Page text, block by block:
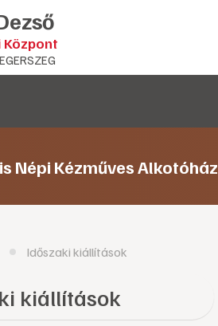
Központ
Népi Kézműves Alkotóház
Időszaki kiállítások
kiállítások